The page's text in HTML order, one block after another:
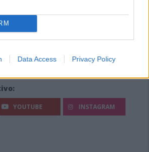
Data Access Privacy Policy
YOUTUBE INSTAGRAM